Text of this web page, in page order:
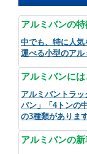
アルミバンの特
中でも、特に人
運べる小型のアル
アルミバンに
アルミバントラ
バン」「4トンの
の3種類があります
アルミバンの